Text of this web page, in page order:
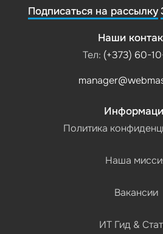
Подписаться на рассылку
Наши
Тел: (+373) 60-
Политика
Наша
Вакансии
ИТ Гид &